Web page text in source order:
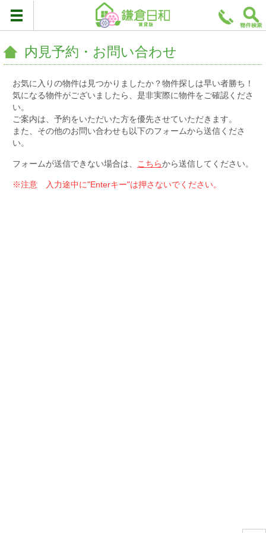
内見予約・お問い合わせ
お気に入りの物件は見つかりましたか？物件探しは早い者勝ち！
気になる物件がございましたら、是非実際に物件をご確認くださ
い。
ご案内は、予約をいただいた方を優先させていただきます。
また、その他のお問い合わせも以下のフォームから送信くださ
い。
フォームが送信できない場合は、 こちらから送信してください。
※注意 入力途中に"Enterキー"は押さないでください。